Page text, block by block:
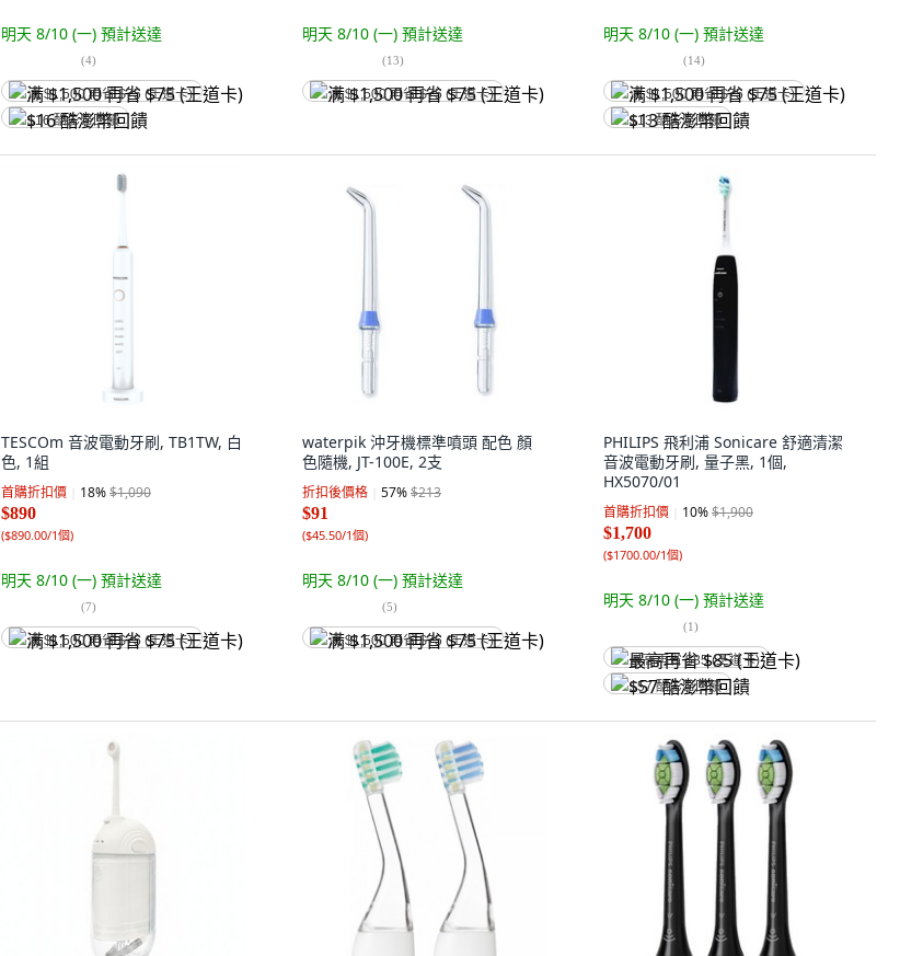
明天 8/10 (一) 預計送達
(4)
满 $1,500 再省 $75 (王道卡)
$16 酷澎幣回饋
明天 8/10 (一) 預計送達
(13)
满 $1,500 再省 $75 (王道卡)
明天 8/10 (一) 預計送達
(14)
满 $1,500 再省 $75 (王道卡)
$13 酷澎幣回饋
TESCOm 音波電動牙刷, TB1TW, 白
色, 1組
首購折扣價 18%$1,090
$890
($890.00/1個)
明天 8/10 (一) 預計送達
(7)
满 $1,500 再省 $75 (王道卡)
waterpik 沖牙機標準噴頭 配色 顏
色隨機, JT-100E, 2支
折扣後價格 57%$213
$91
($45.50/1個)
明天 8/10 (一) 預計送達
(5)
满 $1,500 再省 $75 (王道卡)
PHILIPS 飛利浦 Sonicare 舒適清潔
音波電動牙刷, 量子黑, 1個,
HX5070/01
首購折扣價 10%$1,900
$1,700
($1700.00/1個)
明天 8/10 (一) 預計送達
(1)
最高再省 $85 (王道卡)
$57 酷澎幣回饋